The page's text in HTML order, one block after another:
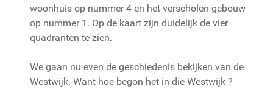
woonhuis op nummer 4 en het verscholen gebouw
op nummer 1. Op de kaart zijn duidelijk de vier
quadranten te zien.
We gaan nu even de geschiedenis bekijken van de
Westwijk. Want hoe begon het in die Westwijk ?